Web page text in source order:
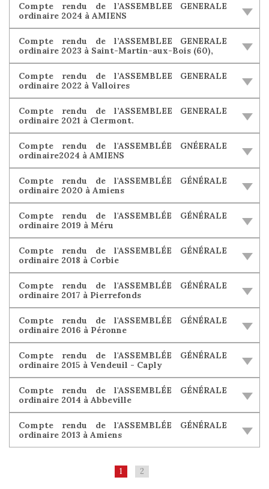
Compte rendu de l’ASSEMBLEE GENERALE
ordinaire 2024 à AMIENS
Compte rendu de l’ASSEMBLEE GENERALE
ordinaire 2023 à Saint-Martin-aux-Bois (60),
Compte rendu de l’ASSEMBLEE GENERALE
ordinaire 2022 à Valloires
Compte rendu de l’ASSEMBLEE GENERALE
ordinaire 2021 à Clermont.
Compte rendu de l'ASSEMBLÉE GNÉERALE
ordinaire2024 à AMIENS
Compte rendu de l'ASSEMBLÉE GÉNÉRALE
ordinaire 2020 à Amiens
Compte rendu de l'ASSEMBLÉE GÉNÉRALE
ordinaire 2019 à Méru
Compte rendu de l'ASSEMBLÉE GÉNÉRALE
ordinaire 2018 à Corbie
Compte rendu de l'ASSEMBLÉE GÉNÉRALE
ordinaire 2017 à Pierrefonds
Compte rendu de l'ASSEMBLÉE GÉNÉRALE
ordinaire 2016 à Péronne
Compte rendu de l'ASSEMBLÉE GÉNÉRALE
ordinaire 2015 à Vendeuil - Caply
Compte rendu de l'ASSEMBLÉE GÉNÉRALE
ordinaire 2014 à Abbeville
Compte rendu de l'ASSEMBLÉE GÉNÉRALE
ordinaire 2013 à Amiens
1 2